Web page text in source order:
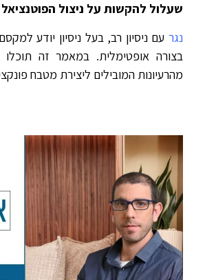
שעלול להקשות על ניצול
נגר עם ניסיון רב, בעל ניסיון יודע
בצורה אופטימלית. במאמר זה
מהרעיונות המובילים ליצירת מטבח